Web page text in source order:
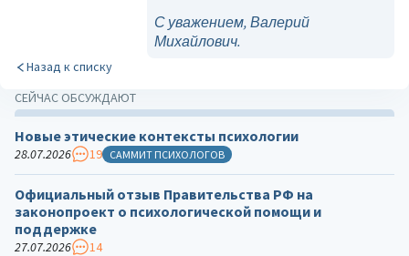
С уважением, Валерий
Михайлович.
Назад к списку
СЕЙЧАС ОБСУЖДАЮТ
Новые этические контексты психологии
28.07.2026 19 САММИТ ПСИХОЛОГОВ
Официальный отзыв Правительства РФ на
законопроект о психологической помощи и
поддержке
27.07.2026 14